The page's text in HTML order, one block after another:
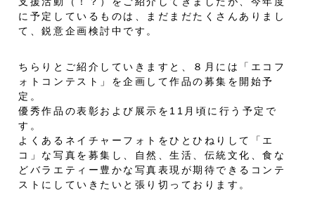
に予定しているものは、まだまだたくさんありまし
て、鋭意企画検討中です。
ちらりとご紹介していきますと、８月には「エコフ
ォトコンテスト」を企画して作品の募集を開始予
定。
優秀作品の表彰および展示を11月頃に行う予定で
す。
よくあるネイチャーフォトをひとひねりして「エ
コ」な写真を募集し、自然、生活、伝統文化、食な
どバラエティー豊かな写真表現が期待できるコンテ
ストにしていきたいと張り切っております。